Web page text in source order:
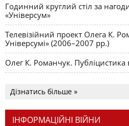
Годинний круглий стіл за
«Універсум»
Телевізійний проект Олега К.
Універсумі» (2006–2007 рр.)
Олег К. Романчук. Публіцистика
Дізнатись більше »
ІНФОРМАЦІЙНІ ВІЙНИ